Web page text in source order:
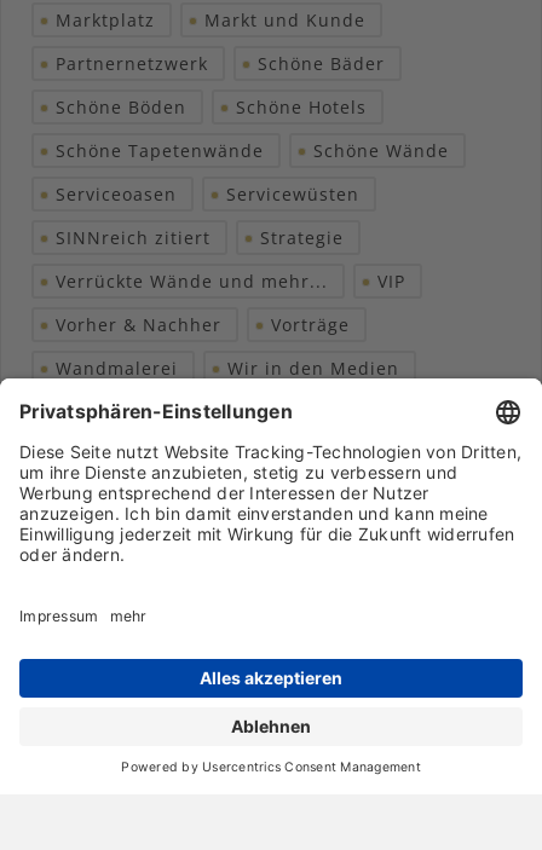
Marktplatz
Markt und Kunde
Partnernetzwerk
Schöne Bäder
Schöne Böden
Schöne Hotels
Schöne Tapetenwände
Schöne Wände
Serviceoasen
Servicewüsten
SINNreich zitiert
Strategie
Verrückte Wände und mehr...
VIP
Vorher & Nachher
Vorträge
Wandmalerei
Wir in den Medien
Wohngesundheit
Markenpartner